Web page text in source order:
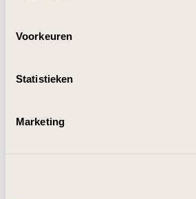
Voorkeuren
Statistieken
Marketing